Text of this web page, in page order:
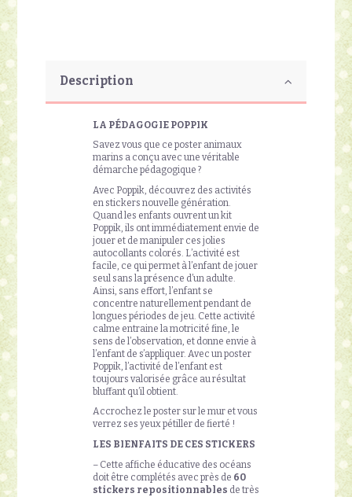
Description
LA PÉDAGOGIE POPPIK
Savez vous que ce poster animaux
marins a conçu avec une véritable
démarche pédagogique ?
Avec Poppik, découvrez des activités
en stickers nouvelle génération.
Quand les enfants ouvrent un kit
Poppik, ils ont immédiatement envie de
jouer et de manipuler ces jolies
autocollants colorés. L’activité est
facile, ce qui permet à l’enfant de jouer
seul sans la présence d’un adulte.
Ainsi, sans effort, l’enfant se
concentre naturellement pendant de
longues périodes de jeu. Cette activité
calme entraine la motricité fine, le
sens de l’observation, et donne envie à
l’enfant de s’appliquer. Avec un poster
Poppik, l’activité de l’enfant est
toujours valorisée grâce au résultat
bluffant qu’il obtient.
Accrochez le poster sur le mur et vous
verrez ses yeux pétiller de fierté !
LES BIENFAITS DE CES STICKERS
– Cette affiche éducative des océans
doit être complétés avec près de 60
stickers repositionnables de très